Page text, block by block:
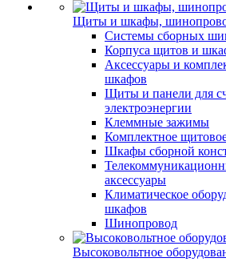
Щиты и шкафы,
Системы сборных
Корпуса щитов и
Аксессуары и
шкафов
Щиты и панели для
электроэнергии
Клеммные зажимы
Комплектное
Шкафы сборной
аксессуары
Климатическое
шкафов
Шинопровод
Высоковольтное